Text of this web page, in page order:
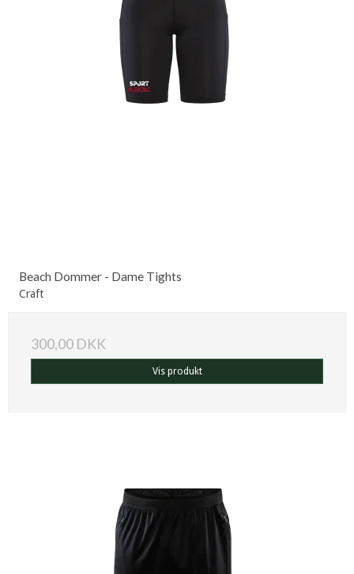
Beach Dommer - Dame Tights
Craft
300,00 DKK
Vis produkt